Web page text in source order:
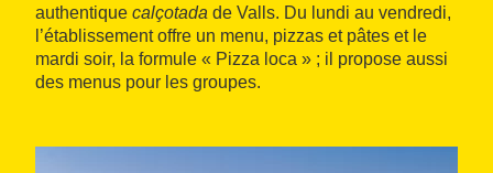
authentique calçotada de Valls. Du lundi au vendredi,
l’établissement offre un menu, pizzas et pâtes et le
mardi soir, la formule « Pizza loca » ; il propose aussi
des menus pour les groupes.